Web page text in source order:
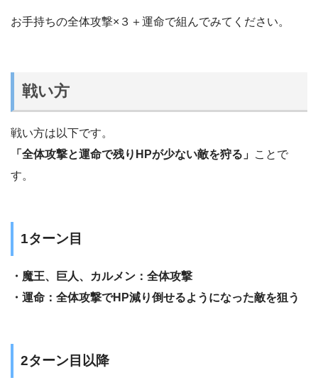
お手持ちの全体攻撃×３＋運命で組んでみてください。
戦い方
戦い方は以下です。
「全体攻撃と運命で残りHPが少ない敵を狩る」 ことで
す。
1ターン目
・魔王、巨人、カルメン：全体攻撃
・運命：全体攻撃でHP減り倒せるようになった敵を狙う
2ターン目以降